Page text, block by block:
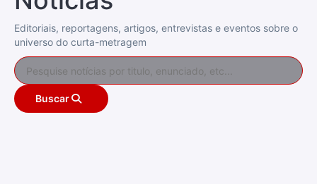
Editoriais, reportagens, artigos, entrevistas e eventos sobre o
universo do curta-metragem
Buscar